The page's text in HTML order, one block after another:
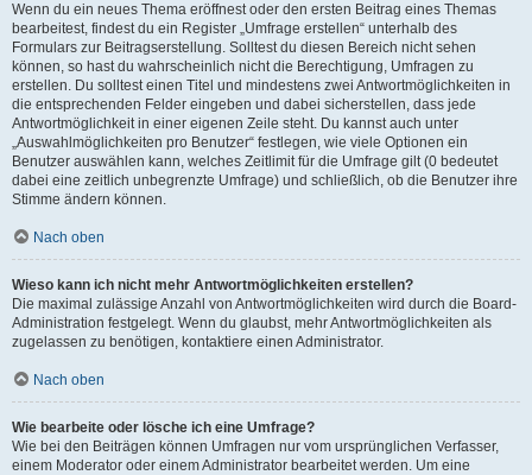
Wenn du ein neues Thema eröffnest oder den ersten Beitrag eines Themas
bearbeitest, findest du ein Register „Umfrage erstellen“ unterhalb des
Formulars zur Beitragserstellung. Solltest du diesen Bereich nicht sehen
können, so hast du wahrscheinlich nicht die Berechtigung, Umfragen zu
erstellen. Du solltest einen Titel und mindestens zwei Antwortmöglichkeiten in
die entsprechenden Felder eingeben und dabei sicherstellen, dass jede
Antwortmöglichkeit in einer eigenen Zeile steht. Du kannst auch unter
„Auswahlmöglichkeiten pro Benutzer“ festlegen, wie viele Optionen ein
Benutzer auswählen kann, welches Zeitlimit für die Umfrage gilt (0 bedeutet
dabei eine zeitlich unbegrenzte Umfrage) und schließlich, ob die Benutzer ihre
Stimme ändern können.
Nach oben
Wieso kann ich nicht mehr Antwortmöglichkeiten erstellen?
Die maximal zulässige Anzahl von Antwortmöglichkeiten wird durch die Board-
Administration festgelegt. Wenn du glaubst, mehr Antwortmöglichkeiten als
zugelassen zu benötigen, kontaktiere einen Administrator.
Nach oben
Wie bearbeite oder lösche ich eine Umfrage?
Wie bei den Beiträgen können Umfragen nur vom ursprünglichen Verfasser,
einem Moderator oder einem Administrator bearbeitet werden. Um eine